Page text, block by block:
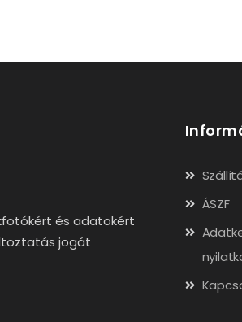
és adatokért
jogát
ÁSZF